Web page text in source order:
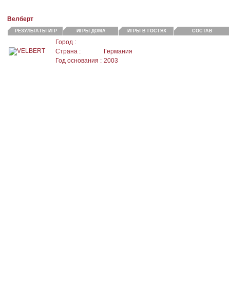
Велберт
РЕЗУЛЬТАТЫ ИГР ИГРЫ ДОМА ИГРЫ В ГОСТЯХ СОСТАВ
Город :
Страна :
Германия
Год основания : 2003